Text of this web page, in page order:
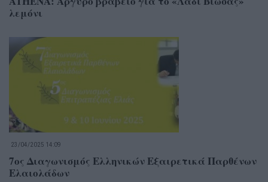
λεμόνι
23/04/2025 14:09
7ος Διαγωνισμός Ελληνικών Εξαιρετικά Παρθένων
Ελαιολάδων